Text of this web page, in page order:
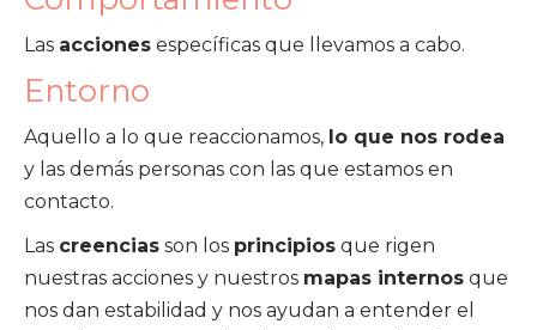
Las acciones específicas que llevamos a cabo.
Entorno
Aquello a lo que reaccionamos, lo que nos rodea
y las demás personas con las que estamos en
contacto.
Las creencias son los principios que rigen
nuestras acciones y nuestros mapas internos que
nos dan estabilidad y nos ayudan a entender el